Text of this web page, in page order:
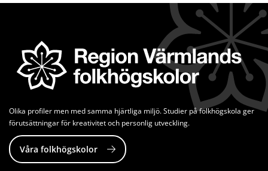
Olika profiler men med samma hjärtliga miljö. Studier på folkhögskola ger
förutsättningar för kreativitet och personlig utveckling.
Våra folkhögskolor